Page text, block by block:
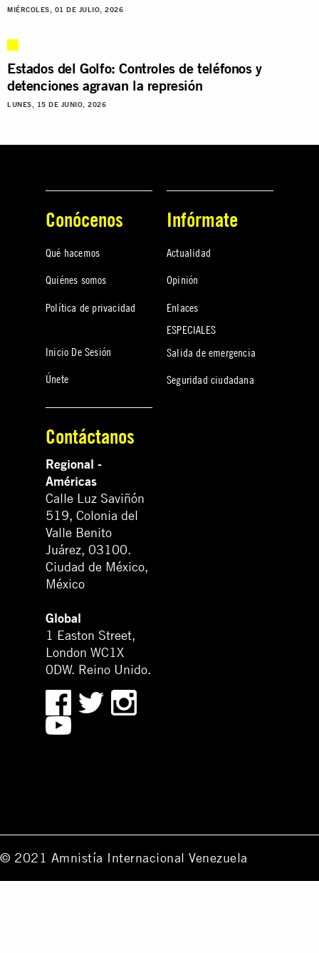
MIÉRCOLES, 01 DE JULIO, 2026
Estados del Golfo: Controles de teléfonos y
detenciones agravan la represión
LUNES, 15 DE JUNIO, 2026
Conócenos
Qué hacemos
Quiénes somos
Política de privacidad
Inicio De Sesión
Únete
Infórmate
Actualidad
Opinión
Enlaces
ESPECIALES
Salida de emergencia
Seguridad ciudadana
Contáctanos
Regional -
Américas
Calle Luz Saviñón
519, Colonia del
Valle Benito
Juárez, 03100.
Ciudad de México,
México
Global
1 Easton Street,
London WC1X
0DW. Reino Unido.
© 2021 Amnistía Internacional Venezuela